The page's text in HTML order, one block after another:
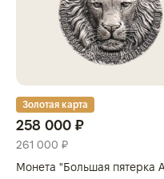
Золотая карта
258 000 ₽
261 000 ₽
Монета "Большая пятерка